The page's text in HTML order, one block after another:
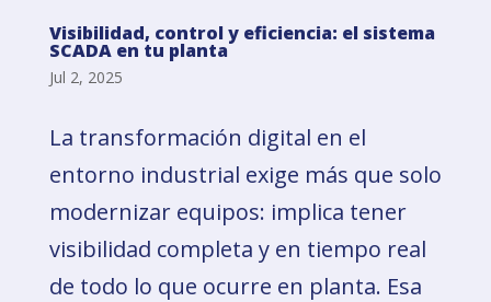
Visibilidad, control y eficiencia: el sistema
SCADA en tu planta
Jul 2, 2025
La transformación digital en el
entorno industrial exige más que solo
modernizar equipos: implica tener
visibilidad completa y en tiempo real
de todo lo que ocurre en planta. Esa